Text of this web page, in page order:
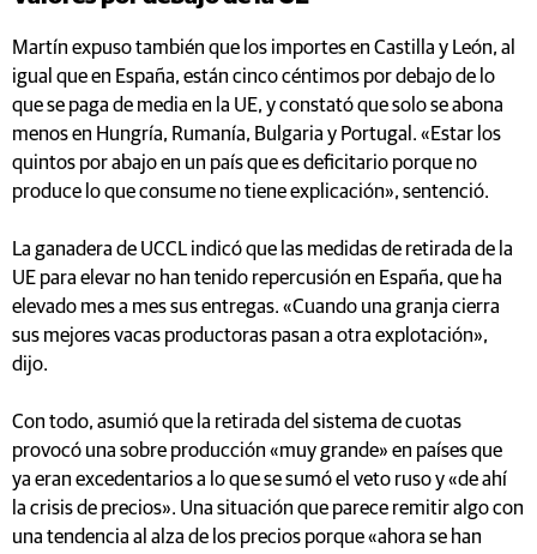
Martín expuso también que los importes en Castilla y León, al
igual que en España, están cinco céntimos por debajo de lo
que se paga de media en la UE, y constató que solo se abona
menos en Hungría, Rumanía, Bulgaria y Portugal. «Estar los
quintos por abajo en un país que es deficitario porque no
produce lo que consume no tiene explicación», sentenció.
La ganadera de UCCL indicó que las medidas de retirada de la
UE para elevar no han tenido repercusión en España, que ha
elevado mes a mes sus entregas. «Cuando una granja cierra
sus mejores vacas productoras pasan a otra explotación»,
dijo.
Con todo, asumió que la retirada del sistema de cuotas
provocó una sobre producción «muy grande» en países que
ya eran excedentarios a lo que se sumó el veto ruso y «de ahí
la crisis de precios». Una situación que parece remitir algo con
una tendencia al alza de los precios porque «ahora se han